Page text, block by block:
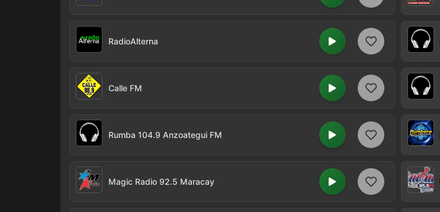
RadioAlterna
Calle FM
Rumba 104.9 Anzoategui FM
Magic Radio 92.5 Maracay